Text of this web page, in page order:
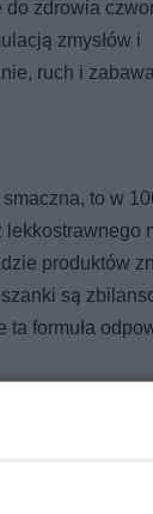
do zdrowia
zmysłów i
ruch i
to w
lekkostrawnego
produktów
są
ta formuła